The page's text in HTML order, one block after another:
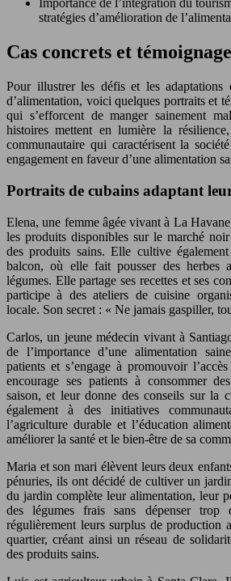
Importance de l’intégration du
stratégies d’amélioration de
Cas concrets et
Pour illustrer les défis et les adaptations
d’alimentation, voici quelques portraits et
qui s’efforcent de manger sainement
histoires mettent en lumière la
communautaire qui caractérisent la
engagement en faveur d’une alimentation
Portraits de cubains adaptant
Elena, une femme âgée vivant à La
les produits disponibles sur le marché
des produits sains. Elle cultive
balcon, où elle fait pousser des herbes
légumes. Elle partage ses recettes et ses
participe à des ateliers de cuisine
locale. Son secret : « Ne jamais gaspiller,
Carlos, un jeune médecin vivant à
de l’importance d’une alimentation
patients et s’engage à promouvoir
encourage ses patients à consommer
saison, et leur donne des conseils sur la
également à des initiatives
l’agriculture durable et l’éducation
améliorer la santé et le bien-être de sa
Maria et son mari élèvent leurs deux
pénuries, ils ont décidé de cultiver un
du jardin complète leur alimentation, leur
des légumes frais sans dépenser trop
régulièrement leurs surplus de production
quartier, créant ainsi un réseau de
des produits sains.